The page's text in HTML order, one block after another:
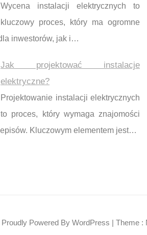
Wycena instalacji elektrycznych to
kluczowy proces, który ma ogromne
inwestorów, jak i…
Jak projektować instalacje
elektryczne?
Projektowanie instalacji elektrycznych
to proces, który wymaga znajomości
Kluczowym elementem jest…
Proudly Powered By WordPress | Theme :